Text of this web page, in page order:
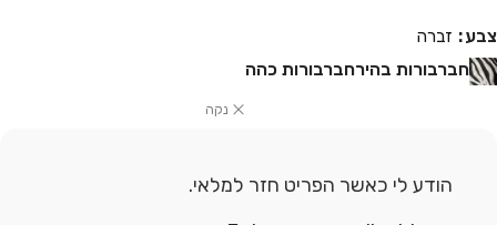
צבע
זברה
חברבורות בהירחברבורות כהה
נקה
הודע לי כאשר הפריט חזר למלאי.